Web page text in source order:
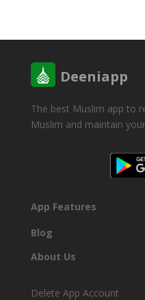
Deeniapp
The best Muslim app to
Muslim and maintain
App Features
Blog
About Us
Delete App Account